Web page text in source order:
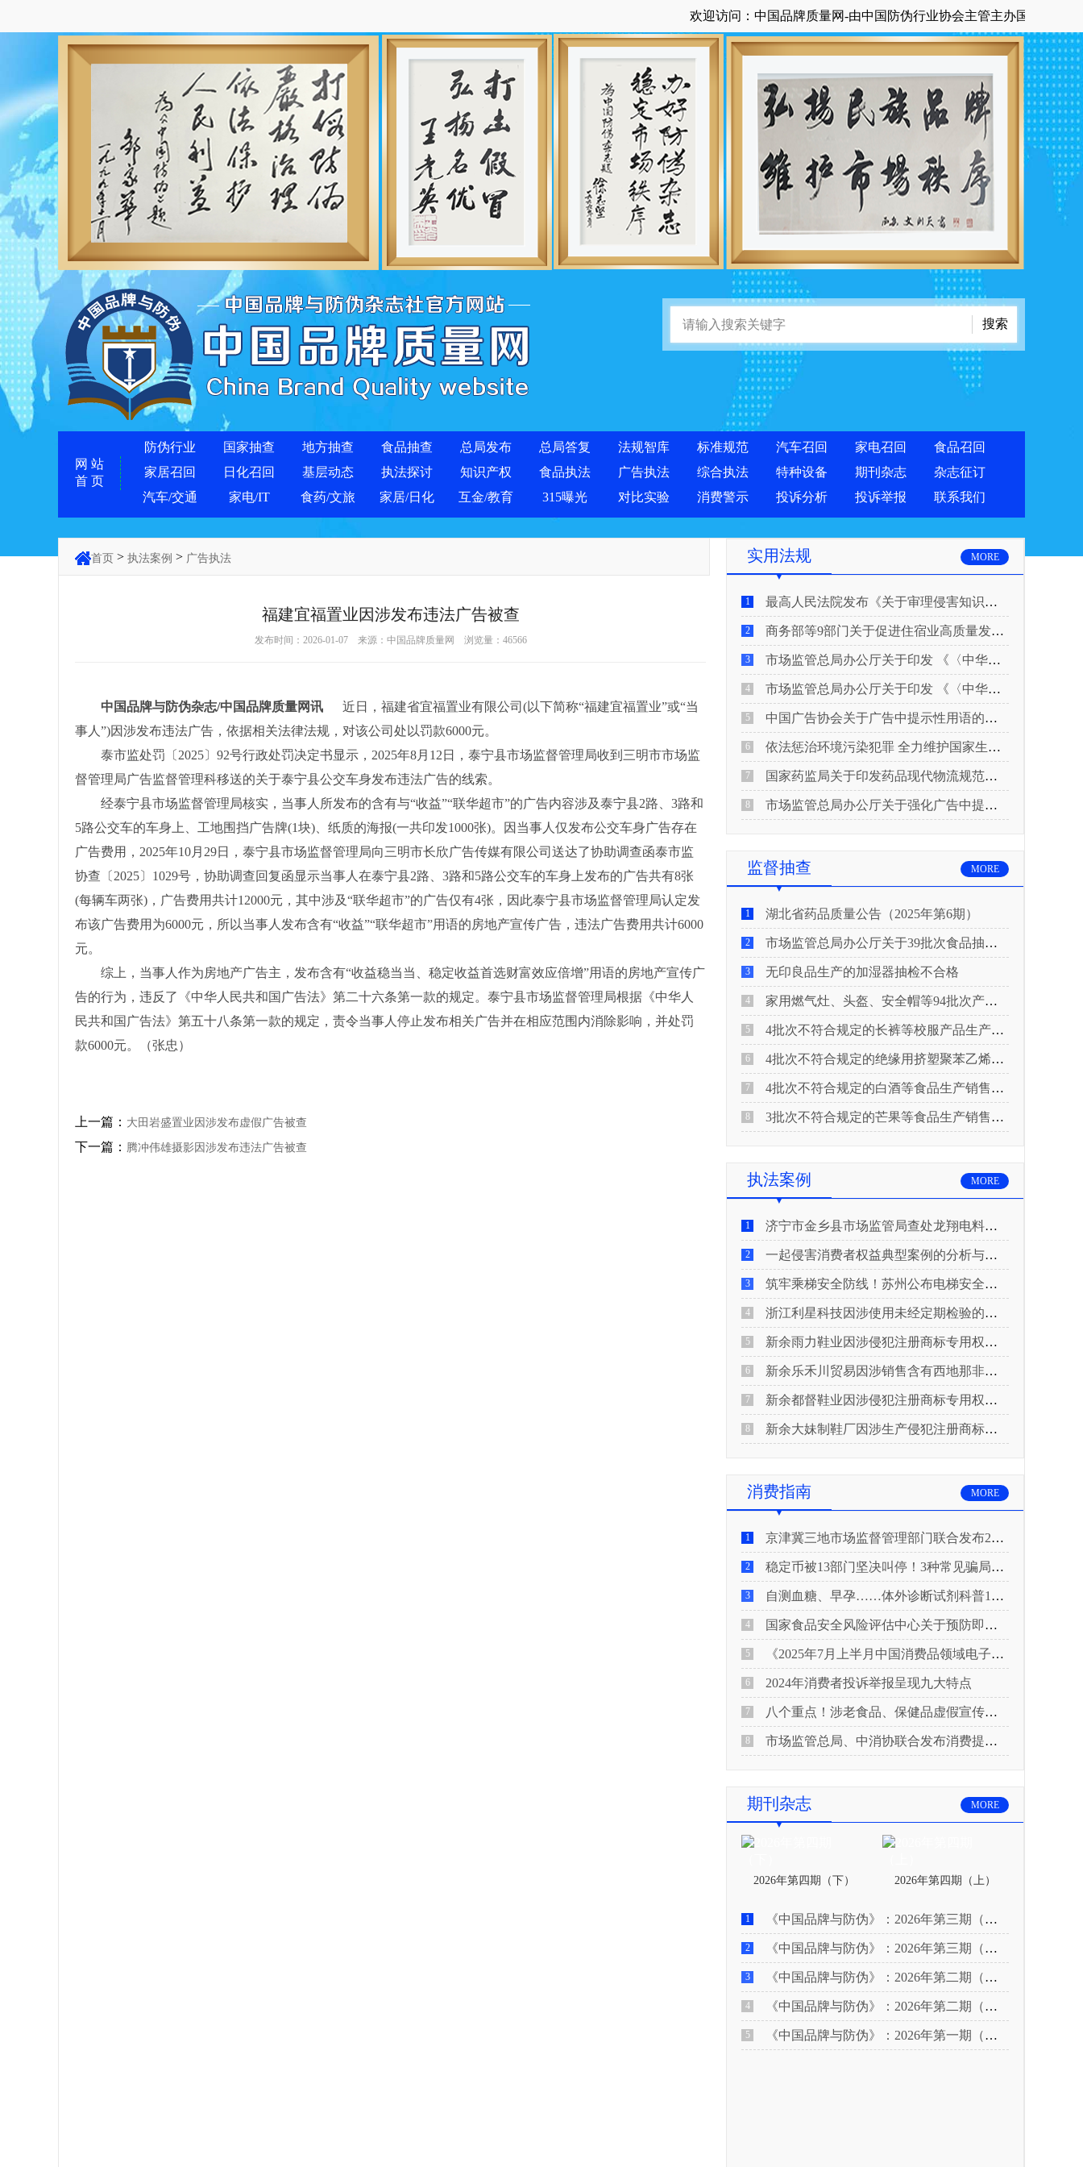
欢迎访问：中国品牌质量网-由中国防伪行业协会主管主办国家级中央在京
网 站
首 页
防伪行业 国家抽查 地方抽查 食品抽查 总局发布 总局答复 法规智库 标准规范 汽车召回 家电召回
食品召回
家居召回
日化召回 基层动态 执法探讨 知识产权 食品执法 广告执法 综合执法 特种设备 期刊杂志
杂志征订
汽车/交通
家电/IT 食药/文旅 家居/日化 互金/教育 315曝光 对比实验 消费警示 投诉分析 投诉举报 联系我们
首页 > 执法案例 > 广告执法
福建宜福置业因涉发布违法广告被查
发布时间：2026-01-07 来源： 中国品牌质量网 浏览量： 46566
中国品牌与防伪杂志/中国品牌质量网讯
近日，福建省宜福置业有限公司(以下简称“福建宜福置业”或“当
事人”)因涉发布违法广告，依据相关法律法规，对该公司处以罚款6000元。
泰市监处罚〔2025〕92号行政处罚决定书显示，2025年8月12日，泰宁县市场监督管理局收到三明市市场监
督管理局广告监督管理科移送的关于泰宁县公交车身发布违法广告的线索。
经泰宁县市场监督管理局核实，当事人所发布的含有与“收益”“联华超市”的广告内容涉及泰宁县2路、3路和
5路公交车的车身上、工地围挡广告牌(1块)、纸质的海报(一共印发1000张)。因当事人仅发布公交车身广告存在
广告费用，2025年10月29日，泰宁县市场监督管理局向三明市长欣广告传媒有限公司送达了协助调查函泰市监
协查〔2025〕1029号，协助调查回复函显示当事人在泰宁县2路、3路和5路公交车的车身上发布的广告共有8张
(每辆车两张)，广告费用共计12000元，其中涉及“联华超市”的广告仅有4张，因此泰宁县市场监督管理局认定发
布该广告费用为6000元，所以当事人发布含有“收益”“联华超市”用语的房地产宣传广告，违法广告费用共计6000
元。
综上，当事人作为房地产广告主，发布含有“收益稳当当、稳定收益首选财富效应倍增”用语的房地产宣传广
告的行为，违反了《中华人民共和国广告法》第二十六条第一款的规定。泰宁县市场监督管理局根据《中华人
民共和国广告法》第五十八条第一款的规定，责令当事人停止发布相关广告并在相应范围内消除影响，并处罚
款6000元。（张忠）
上一篇： 大田岩盛置业因涉发布虚假广告被查
下一篇： 腾冲伟雄摄影因涉发布违法广告被查
实用法规 MORE
1 最高人民法院发布《关于审理侵害知识产权民事纠纷案件适用惩罚性赔偿的解释》
2 商务部等9部门关于促进住宿业高质量发展的指导意见
3 市场监管总局办公厅关于印发 《〈中华人民共和国广告法〉适用问题 执法指南（二）》的通知
4 市场监管总局办公厅关于印发 《〈中华人民共和国广告法〉适用问题 执法指南（一）》的通知
5 中国广告协会关于广告中提示性用语的合规风险提示
6 依法惩治环境污染犯罪 全力维护国家生态安全 “两高”公布《关于修改〈最高人民法院、最高人民检察院关于办理环境污染刑事案件适用法律若干问题的解释〉的决定》
7 国家药监局关于印发药品现代物流规范化建设指导意见的通知
8 市场监管总局办公厅关于强化广告中提示性用语监管工作的通知
监督抽查 MORE
1 湖北省药品质量公告（2025年第6期）
2 市场监管总局办公厅关于39批次食品抽检不合格情况的通报
3 无印良品生产的加湿器抽检不合格
4 家用燃气灶、头盔、安全帽等94批次产品抽查不合格！
5 4批次不符合规定的长裤等校服产品生产销售企业被济南市市场监管局通报！
6 4批次不符合规定的绝缘用挤塑聚苯乙烯泡沫板（XPS）等产品生产销售企业被广元市市场监督管理局通报！
7 4批次不符合规定的白酒等食品生产销售企业被重庆市市场监督管理局通告！
8 3批次不符合规定的芒果等食品生产销售企业被长治市屯留区市场监督管理局公告！
执法案例 MORE
1 济宁市金乡县市场监管局查处龙翔电料批发部非法销售电线电缆案
2 一起侵害消费者权益典型案例的分析与启示
3 筑牢乘梯安全防线！苏州公布电梯安全领域典型案例
4 浙江利星科技因涉使用未经定期检验的压力管道被查
5 新余雨力鞋业因涉侵犯注册商标专用权被查
6 新余乐禾川贸易因涉销售含有西地那非的保健食品被查
7 新余都督鞋业因涉侵犯注册商标专用权被查
8 新余大妹制鞋厂因涉生产侵犯注册商标专用权的产品被查
消费指南 MORE
1 京津冀三地市场监督管理部门联合发布2026年春节期间消费提示
2 稳定币被13部门坚决叫停！3种常见骗局“套路”曝光
3 自测血糖、早孕……体外诊断试剂科普10问来了！建议收藏
4 国家食品安全风险评估中心关于预防即食真空包装肉制品肉毒中毒的风险提示
5 《2025年7月上半月中国消费品领域电子电器行业产品质量投诉分析报告》
6 2024年消费者投诉举报呈现九大特点
7 八个重点！涉老食品、保健品虚假宣传识别技巧
8 市场监管总局、中消协联合发布消费提示：关注检测报告：果蔬安全的“通行证”
期刊杂志 MORE
2026年第四期（下） 2026年第四期（上）
1 《中国品牌与防伪》：2026年第三期（下）
2 《中国品牌与防伪》：2026年第三期（上）
3 《中国品牌与防伪》：2026年第二期（下）
4 《中国品牌与防伪》：2026年第二期（上）
5 《中国品牌与防伪》：2026年第一期（下）